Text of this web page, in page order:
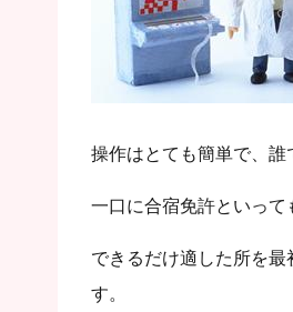
操作はとても簡単で、誰
一口に合宿免許といって
できるだけ適した所を
す。